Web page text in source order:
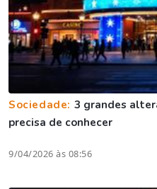
Sociedade: 3 grandes
precisa de conhecer
9/04/2026 às 08:56